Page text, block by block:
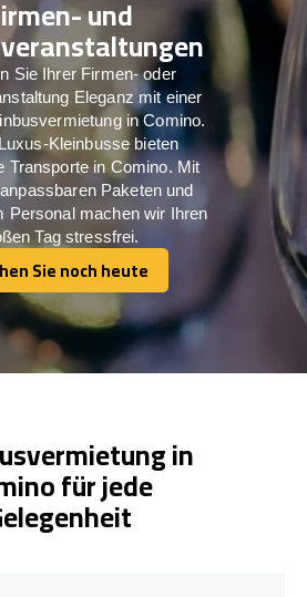
und
Sie Ihrer Firmen- oder
Eleganz mit einer
in Comino.
Kleinbusse bieten
Transporte in Comino. Mit
Paketen und
Personal machen wir Ihren
Tag stressfrei.
Sie noch heute
Sie noch heute
in
für jede